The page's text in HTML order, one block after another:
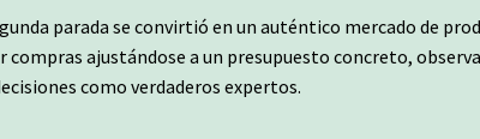
parada se convirtió en un auténtico mercado de
compras ajustándose a un presupuesto concreto,
como verdaderos expertos.